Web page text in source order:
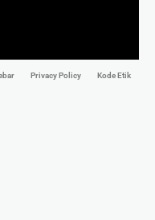
Privacy Policy Kode Etik